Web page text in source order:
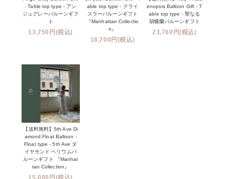
- Table top type - アン
ジュグレーバルーンギフ
ト
13,750円(税込)
able top type - クライ
スラーバルーンギフト
『Manhattan Collectio
n』
18,700円(税込)
enopsis Balloon Gift - T
able top type - 聖なる
胡蝶蘭バルーンギフト
23,760円(税込)
【送料無料】5th Ave Di
amond Float Balloon -
Float type - 5th Ave ダ
イヤモンド ヘリウムバ
ルーンギフト 『Manhat
tan Collection』
15,000円(税込)